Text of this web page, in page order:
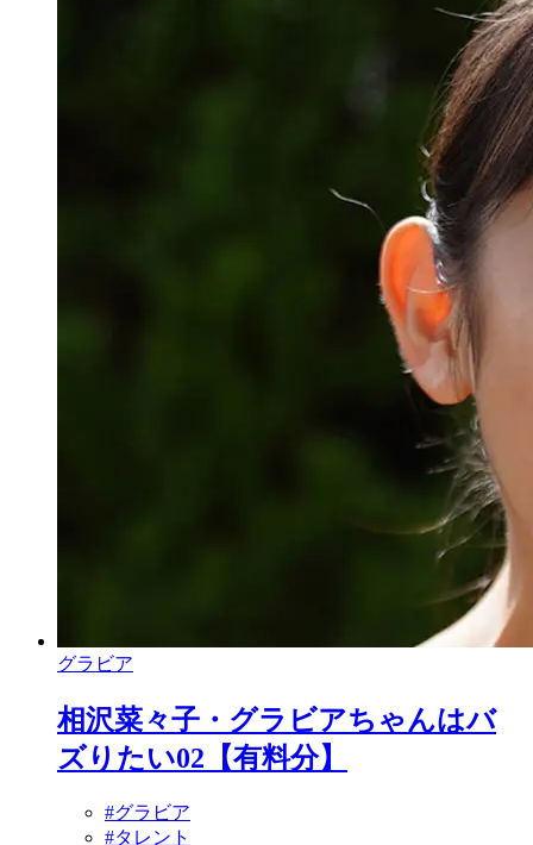
グラビア
相沢菜々子・グラビアちゃんはバ
ズりたい02【有料分】
#グラビア
#タレント